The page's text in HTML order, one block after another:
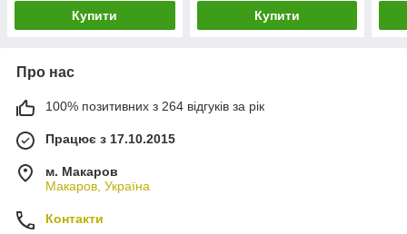
Купити Купити
Про нас
100% позитивних з 264 відгуків за рік
Працює з 17.10.2015
м. Макаров
Макаров, Україна
Контакти